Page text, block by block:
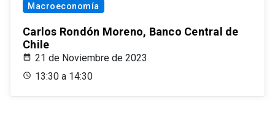
Macroeconomía
Carlos Rondón Moreno, Banco Central de
Chile
21 de Noviembre de 2023
13:30 a 14:30